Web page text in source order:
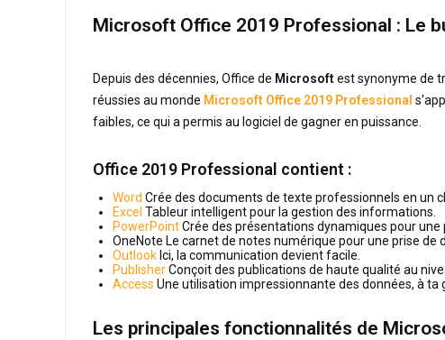
Microsoft Office 2019 Professional : Le
Depuis des décennies, Office de Microsoftest synonyme de
réussies au monde Microsoft Office 2019 Professional
faibles, ce qui a permis au logiciel de gagner en puissance.
Office 2019 Professional contient :
Word Crée des documents de texte professionnels en un
Excel Tableur intelligent pour la gestion des informations.
PowerPointCrée des présentations dynamiques pour
OneNote Le carnet de notes numérique pour une prise de
Outlook Ici, la communication devient facile.
PublisherConçoit des publications de haute qualité au
Access Une utilisation impressionnante des données, à ta
Les principales fonctionnalités de